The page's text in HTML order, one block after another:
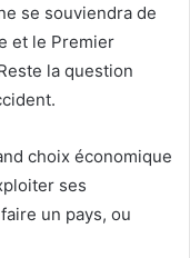
se souviendra de
et le Premier
la question
choix économique
ses
un pays, ou